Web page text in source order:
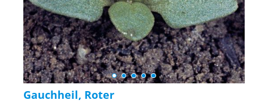
Gauchheil, Roter